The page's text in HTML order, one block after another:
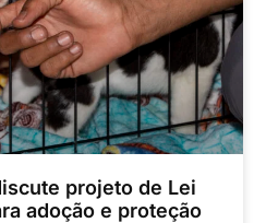
projeto de Lei
adoção e proteção